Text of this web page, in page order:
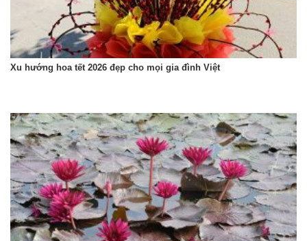
Xu hướng hoa tết 2026 đẹp cho mọi gia đình Việt